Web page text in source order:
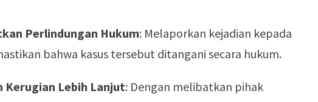
Perlindungan Hukum: Melaporkan kejadian kepada
bahwa kasus tersebut ditangani secara hukum.
Kerugian Lebih Lanjut: Dengan melibatkan pihak